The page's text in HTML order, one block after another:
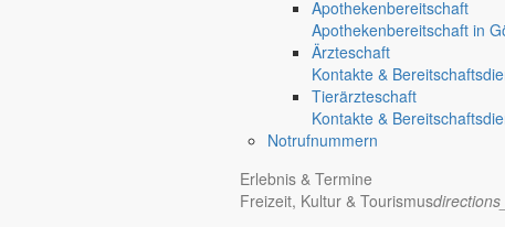
Apothekenbereitschaft
Apothekenbereitschaft in
Ärzteschaft
Kontakte &
Tierärzteschaft
Kontakte &
Notrufnummern
Erlebnis & Termine
Freizeit, Kultur & Tourismus